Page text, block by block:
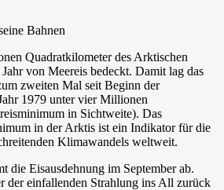
Bahnen
Quadratkilometer des Arktischen
von Meereis bedeckt. Damit lag das
zweiten Mal seit Beginn der
1979 unter vier Millionen
in Sichtweite). Das
in der Arktis ist ein Indikator für die
Klimawandels weltweit.
die Eisausdehnung im September ab.
der einfallenden Strahlung ins All zurück